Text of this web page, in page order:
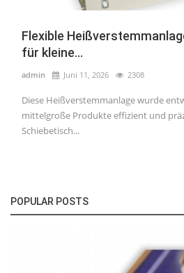
Flexible
für kleine...
admin Juni 11, 2026 2308
Diese Heißverstemmanlage wurde
mittelgroße Produkte effizient und
Schiebetisch...
POPULAR POSTS